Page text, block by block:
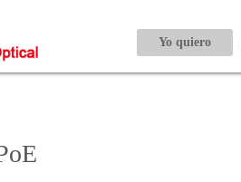
Yo quiero